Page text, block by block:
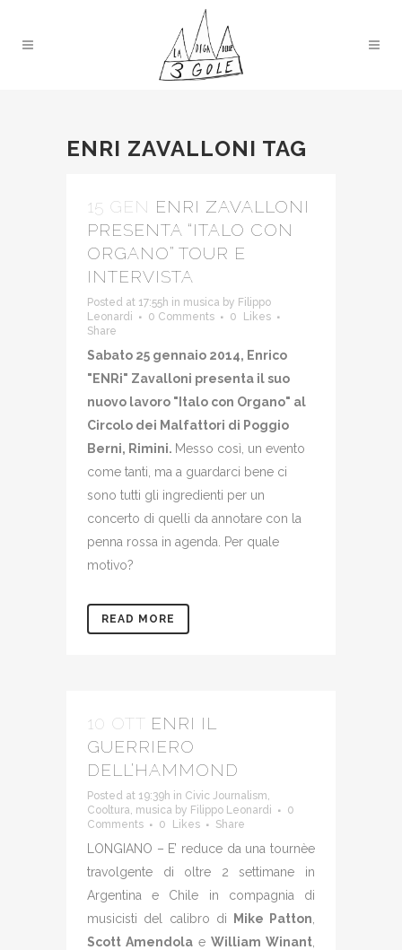
ENRI ZAVALLONI TAG
15 GEN ENRI ZAVALLONI
PRESENTA “ITALO CON
ORGANO” TOUR E
INTERVISTA
Posted at 17:55h in musica by Filippo
Leonardi
0 Comments 0
Likes
Share
Sabato 25 gennaio 2014, Enrico
"ENRi" Zavalloni presenta il suo
nuovo lavoro "Italo con Organo" al
Circolo dei Malfattori di Poggio
Berni, Rimini. Messo così, un evento
come tanti, ma a guardarci bene ci
sono tutti gli ingredienti per un
concerto di quelli da annotare con la
penna rossa in agenda. Per quale
motivo?
READ MORE
10 OTT ENRI IL
GUERRIERO
DELL’HAMMOND
Posted at 19:39h in Civic Journalism,
Cooltura, musica by Filippo Leonardi
0
Comments
0 Likes Share
LONGIANO – E’ reduce da una tournèe
travolgente di oltre 2 settimane in
Argentina e Chile in compagnia di
musicisti del calibro di Mike Patton
Scott Amendola e William Winant